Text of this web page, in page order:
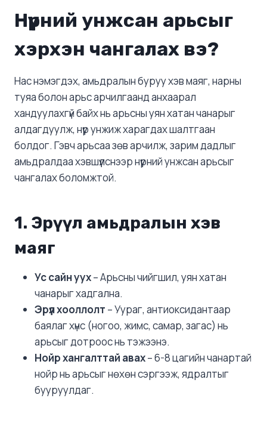
Нүүрний унжсан арьсыг
хэрхэн чангалах вэ?
Нас нэмэгдэх, амьдралын буруу хэв маяг, нарны
туяа болон арьс арчилгаанд анхаарал
хандуулахгүй байх нь арьсны уян хатан чанарыг
алдагдуулж, нүүр унжиж харагдах шалтгаан
болдог. Гэвч арьсаа зөв арчилж, зарим дадлыг
амьдралдаа хэвшүүлснээр нүүрний унжсан арьсыг
чангалах боломжтой.
1. Эрүүл амьдралын хэв
маяг
Ус сайн уух– Арьсны чийгшил, уян хатан
чанарыг хадгална.
Эрүүл хооллолт – Уураг, антиоксидантаар
баялаг хүнс (ногоо, жимс, самар, загас) нь
арьсыг дотроос нь тэжээнэ.
Нойр хангалттай авах– 6-8 цагийн чанартай
нойр нь арьсыг нөхөн сэргээж, ядралтыг
бууруулдаг.